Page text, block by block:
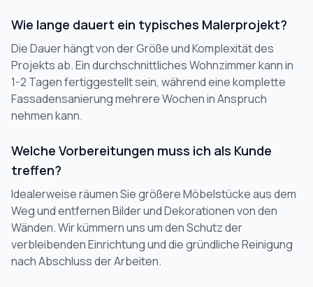
Wie lange dauert ein typisches Malerprojekt?
Die Dauer hängt von der Größe und Komplexität des
Projekts ab. Ein durchschnittliches Wohnzimmer kann in
1-2 Tagen fertiggestellt sein, während eine komplette
Fassadensanierung mehrere Wochen in Anspruch
nehmen kann.
Welche Vorbereitungen muss ich als Kunde
treffen?
Idealerweise räumen Sie größere Möbelstücke aus dem
Weg und entfernen Bilder und Dekorationen von den
Wänden. Wir kümmern uns um den Schutz der
verbleibenden Einrichtung und die gründliche Reinigung
nach Abschluss der Arbeiten.